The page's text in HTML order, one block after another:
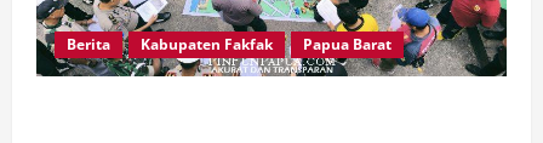
Berita Kabupaten Fakfak Papua Barat